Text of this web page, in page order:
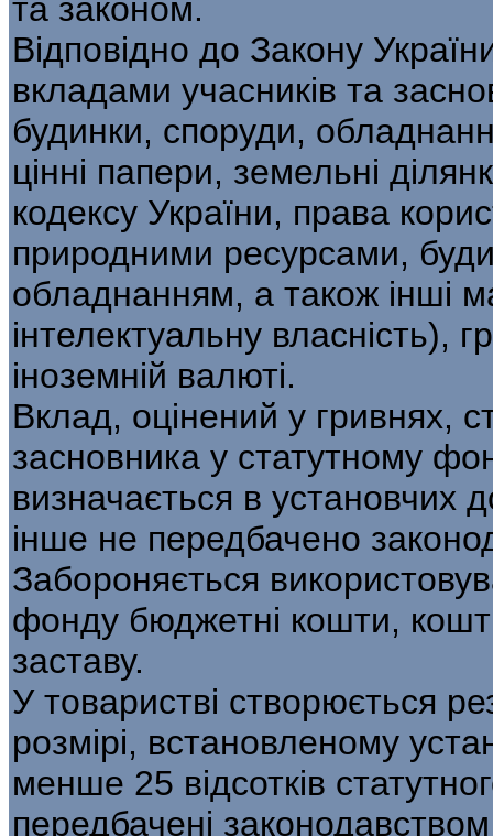
та законом.
Відповідно до Закону
вкладами учасників та
будинки, споруди,
цінні папери, земельні
кодексу України, права
природними ресурсами,
обладнанням, а також інші
інтелектуальну власність),
іноземній валюті.
Вклад, оцінений у гривнях,
засновника у статутному
визначається в установчих
інше не передбачено
Забороняється
фонду бюджетні кошти,
заставу.
У товаристві створюється
розмірі, встановленому
менше 25 відсотків
передбачені